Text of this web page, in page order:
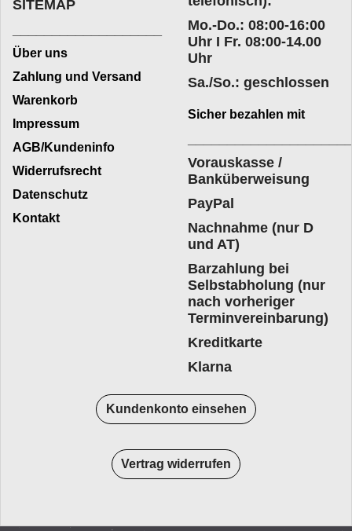
Mo.-Do.: 08:00-16:00
Uhr I Fr. 08:00-14.00
Uhr
Sa./So.: geschlossen
SITEMAP
Über uns
Zahlung und Versand
Warenkorb
Impressum
AGB/Kundeninfo
Widerrufsrecht
Datenschutz
Kontakt
Sicher bezahlen mit
Vorauskasse /
Banküberweisung
PayPal
Nachnahme (nur D
und AT)
Barzahlung bei
Selbstabholung (nur
nach vorheriger
Terminvereinbarung)
Kreditkarte
Klarna
Kundenkonto einsehen
Vertrag widerrufen